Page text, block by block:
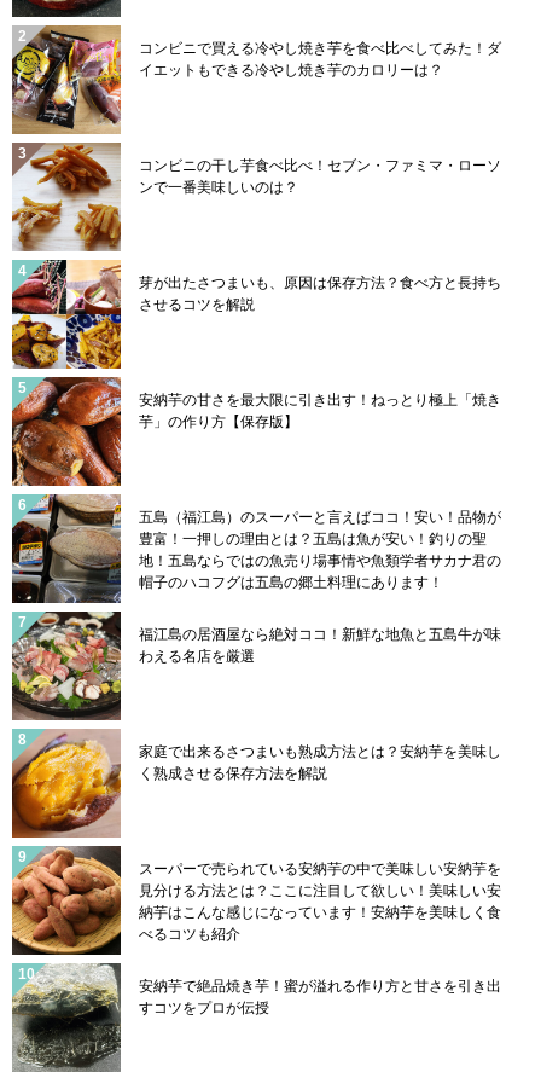
コンビニで買える冷やし焼き芋を食べ比べしてみた！ダ
イエットもできる冷やし焼き芋のカロリーは？
コンビニの干し芋食べ比べ！セブン・ファミマ・ローソ
ンで一番美味しいのは？
芽が出たさつまいも、原因は保存方法？食べ方と長持ち
させるコツを解説
安納芋の甘さを最大限に引き出す！ねっとり極上「焼き
芋」の作り方【保存版】
五島（福江島）のスーパーと言えばココ！安い！品物が
豊富！一押しの理由とは？五島は魚が安い！釣りの聖
地！五島ならではの魚売り場事情や魚類学者サカナ君の
帽子のハコフグは五島の郷土料理にあります！
福江島の居酒屋なら絶対ココ！新鮮な地魚と五島牛が味
わえる名店を厳選
家庭で出来るさつまいも熟成方法とは？安納芋を美味し
く熟成させる保存方法を解説
スーパーで売られている安納芋の中で美味しい安納芋を
見分ける方法とは？ここに注目して欲しい！美味しい安
納芋はこんな感じになっています！安納芋を美味しく食
べるコツも紹介
安納芋で絶品焼き芋！蜜が溢れる作り方と甘さを引き出
すコツをプロが伝授